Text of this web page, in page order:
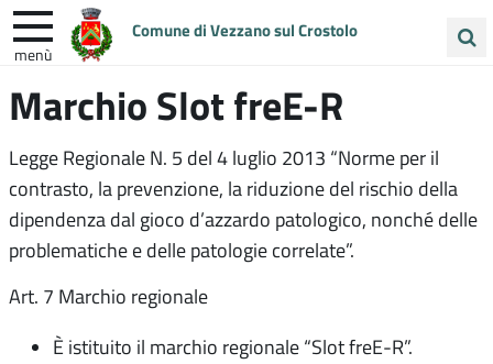
Comune di Vezzano sul Crostolo
menù
nel
ENTRA IN COMUNE VIVI VEZZANO
UNIONE COLLINE MATILDICHE
Marchio Slot freE-R
Legge Regionale N. 5 del 4 luglio 2013 “Norme per il
contrasto, la prevenzione, la riduzione del rischio della
dipendenza dal gioco d’azzardo patologico, nonché delle
problematiche e delle patologie correlate”.
Art. 7 Marchio regionale
È istituito il marchio regionale “Slot freE-R”.